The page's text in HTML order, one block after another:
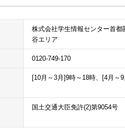
株式会社学生情報センター首
谷エリア
0120-749-170
[10月～3月]9時～18時、[4月～
国土交通大臣免許(2)第9054号